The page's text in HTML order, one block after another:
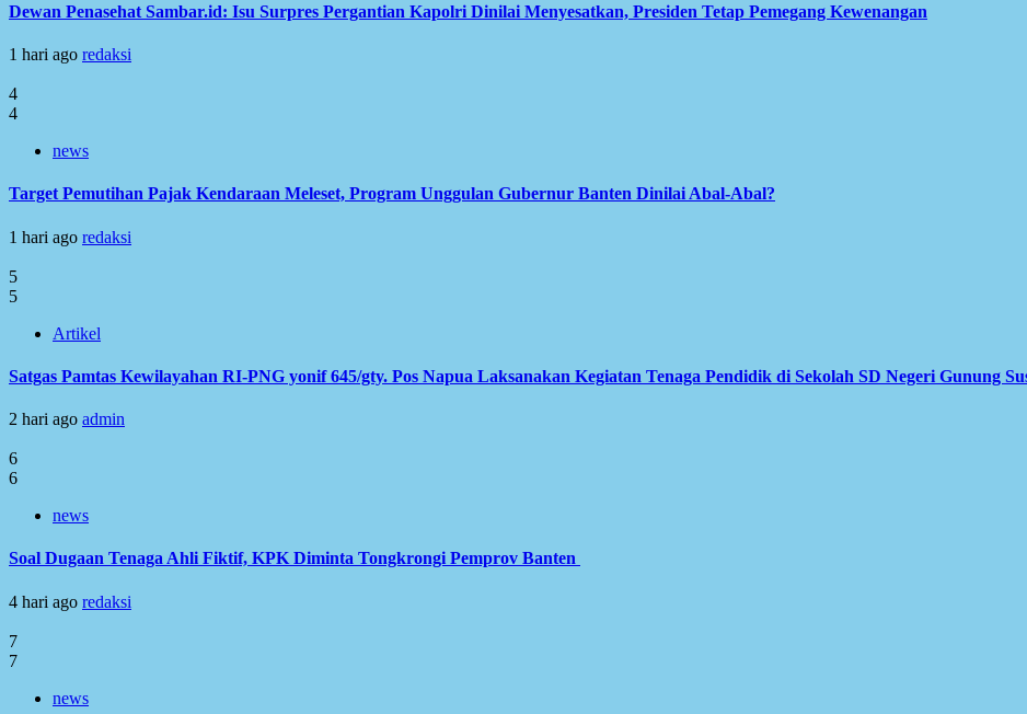
Dewan Penasehat Sambar.id: Isu Surpres Pergantian Kapolri Dinilai Menyesatkan, Presiden Tetap Pemegang Kewenangan
1 hari ago redaksi
4
4
news
Target Pemutihan Pajak Kendaraan Meleset, Program Unggulan Gubernur Banten Dinilai Abal-Abal?
1 hari ago redaksi
5
5
Artikel
Satgas Pamtas Kewilayahan RI-PNG yonif 645/gty. Pos Napua Laksanakan Kegiatan Tenaga Pendidik di Sekolah SD Negeri Gunung
2 hari ago admin
6
6
news
Soal Dugaan Tenaga Ahli Fiktif, KPK Diminta Tongkrongi Pemprov Banten
4 hari ago redaksi
7
7
news